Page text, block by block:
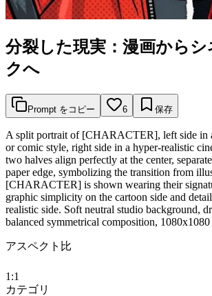
分裂した現実：漫画からシ
クへ
Prompt をコピー 6 保存
A split portrait of [CHARACTER], left side in
or comic style, right side in a hyper-realistic
two halves align perfectly at the center,
paper edge, symbolizing the transition from
[CHARACTER] is shown wearing their
graphic simplicity on the cartoon side and
realistic side. Soft neutral studio background,
balanced symmetrical composition, 1080x1080
アスペクト比
1:1
カテゴリ